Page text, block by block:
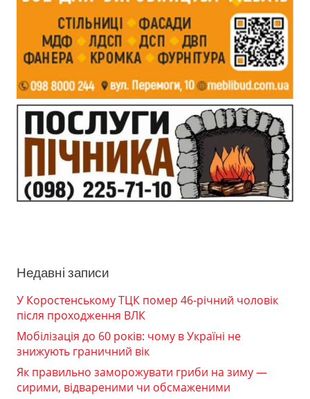
Недавні записи
У Коростенському ТЦК помер 46-річний чоловік
після проходження ВЛК
Мобілізація до 60 років: чому в Україні не
знижують граничний вік
Як правильно заморожувати гриби на зиму —
сирими, відвареними чи обсмаженими